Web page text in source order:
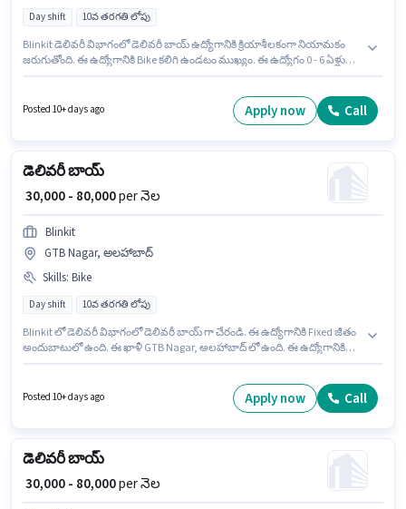
Day shift 10వ తరగతి లోపు
Blinkit డెలివరీ విభాగంలో డెలివరీ బాయ్ ఉద్యోగానికి క్రియాశీలకంగా నియామకం
జరుగుతోంది. ఈ ఉద్యోగానికి Bike కలిగి ఉండటం ముఖ్యం. ఈ ఉద్యోగం 0 - 6 ఏళ్లు
Time / పార్ట్ టైమ్ ఉద్యోగం, ఇందులో DAY shift మరియు వారానికి 6 days working
ఉంటాయి. ఈ ఉద్యోగానికి Fixed జీతం అందుబాటులో ఉంది.
Posted 10+ days ago Apply now Call
డెలివరీ బాయ్
₹ 30,000 - 80,000per నెల
Blinkit
GTB Nagar, అలహాబాద్
Skills: Bike
Day shift 10వ తరగతి లోపు
Blinkit లో డెలివరీ విభాగంలో డెలివరీ బాయ్ గా చేరండి. ఈ ఉద్యోగానికి Fixed జీతం
అందుబాటులో ఉంది. ఈ ఖాళీ GTB Nagar, అలహాబాద్ లో ఉంది. ఈ ఉద్యోగానికి
Posted 10+ days ago Apply now Call
డెలివరీ బాయ్
₹ 30,000 - 80,000per నెల